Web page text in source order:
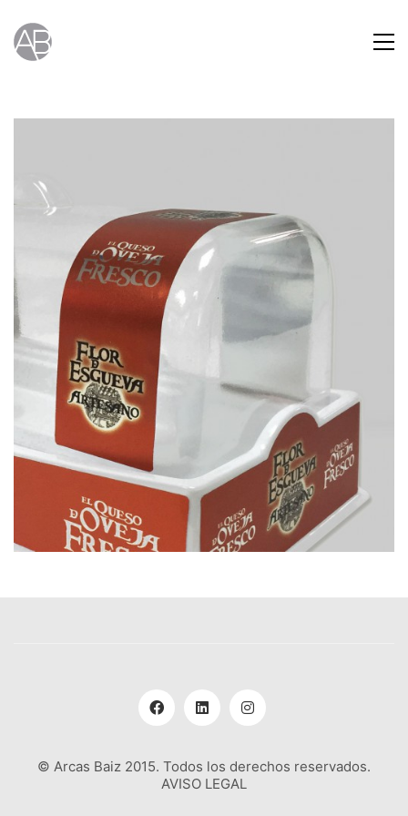
© Arcas Baiz 2015. Todos los derechos reservados.
AVISO LEGAL